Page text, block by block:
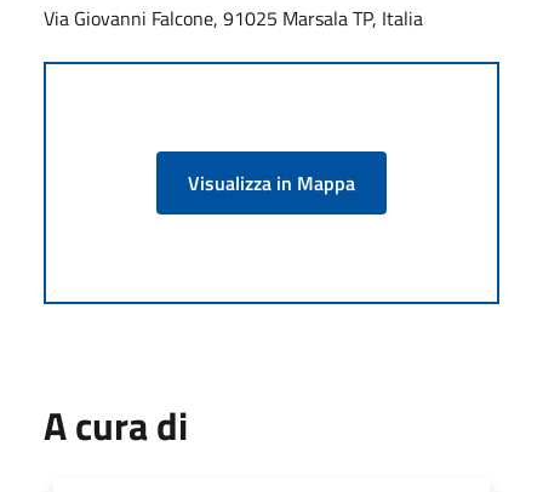
Via Giovanni Falcone, 91025 Marsala TP, Italia
Visualizza in Mappa
A cura di